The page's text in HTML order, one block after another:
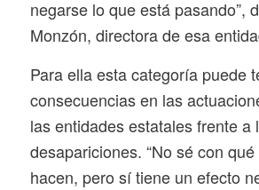
negarse lo que está pasando”,
Monzón, directora de esa
Para ella esta categoría puede
consecuencias en las
las entidades estatales frente a
desapariciones. “No sé con
hacen, pero sí tiene un efecto